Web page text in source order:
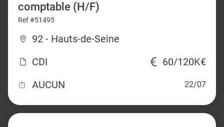
comptable (H/F)
Ref #51495
92 - Hauts-de-Seine
CDI
60/120K€
AUCUN
22/07